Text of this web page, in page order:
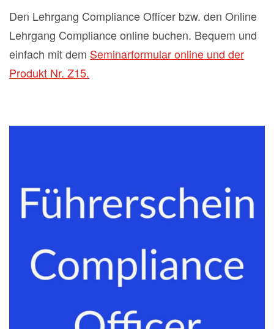
Den Lehrgang Compliance Officer bzw. den Online
Lehrgang Compliance online buchen. Bequem und
einfach mit dem Seminarformular online und der
Produkt Nr. Z15.